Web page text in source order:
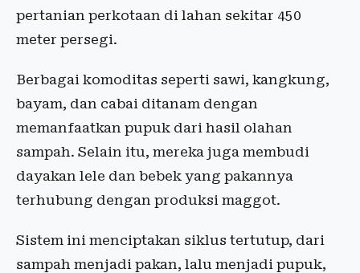
pertanian perkotaan di lahan sekitar 450
meter persegi.
Berbagai komoditas seperti sawi, kangkung,
bayam, dan cabai ditanam dengan
memanfaatkan pupuk dari hasil olahan
sampah. Selain itu, mereka juga membudi
dayakan lele dan bebek yang pakannya
terhubung dengan produksi maggot.
Sistem ini menciptakan siklus tertutup, dari
sampah menjadi pakan, lalu menjadi pupuk,